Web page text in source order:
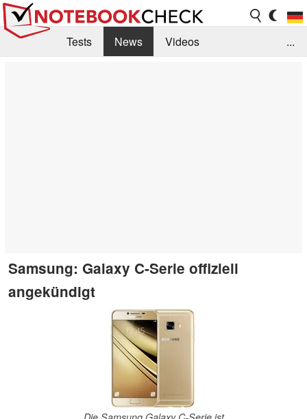
Tests News
Videos
...
Samsung: Galaxy C-Serie offiziell
angekündigt